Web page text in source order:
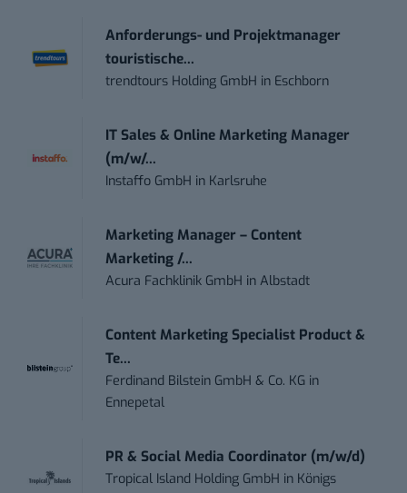
Anforderungs- und Projektmanager
touristische...
trendtours Holding GmbH in Eschborn
IT Sales & Online Marketing Manager
(m/w/...
Instaffo GmbH in Karlsruhe
Marketing Manager – Content
Marketing /...
Acura Fachklinik GmbH inAlbstadt
Content Marketing Specialist Product &
Te...
Ferdinand Bilstein GmbH & Co. KG in
Ennepetal
PR & Social Media Coordinator (m/w/d)
Tropical Island Holding GmbH in Königs